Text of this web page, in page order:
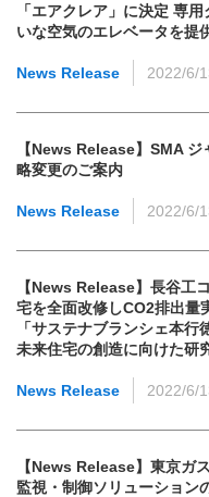
「エアクレア」に決定 専
いな空気のエレベータを提
News Release 2022/6/
【News Release】SMA
略変更のご案内
News Release 2022/6/
【News Release】長谷
宅を全面改修しCO2排出
「サステナブランシェ本
未来住宅の創造に向けた研
News Release 2022/6/
【News Release】東京ガ
監視・制御ソリューション